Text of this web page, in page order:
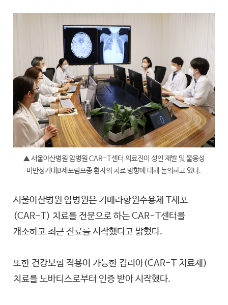
▲ 서울아산병원 암병원 CAR-T센터 의료진이 성인 재발 및 불응성
미만성거대B세포림프종 환자의 치료 방향에 대해 논의하고 있다.
서울아산병원 암병원은 키메라항원수용체 T세포
(CAR-T) 치료를 전문으로 하는 CAR-T센터를
개소하고 최근 진료를 시작했다고 밝혔다.
또한 건강보험 적용이 가능한 킴리아(CAR-T 치료제)
치료를 노바티스로부터 인증 받아 시작했다.